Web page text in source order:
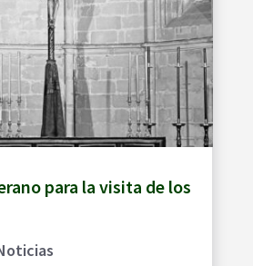
para la visita de los